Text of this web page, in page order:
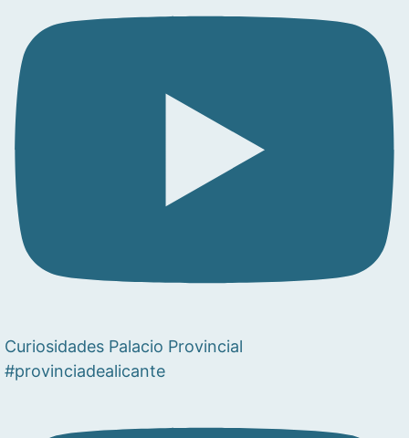
Curiosidades Palacio Provincial
#provinciadealicante